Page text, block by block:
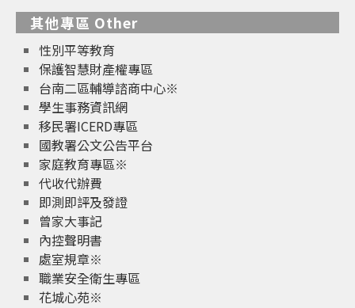
其他專區 Other
性別平等教育
保護智慧財產權專區
台南二區輔導諮商中心※
學生事務資訊網
移民署ICERD專區
國教署公文公告平台
家庭教育專區※
代收代辦費
即測即評及發證
曾家大事記
內控聲明書
處室規章※
職業安全衛生專區
花城心苑※